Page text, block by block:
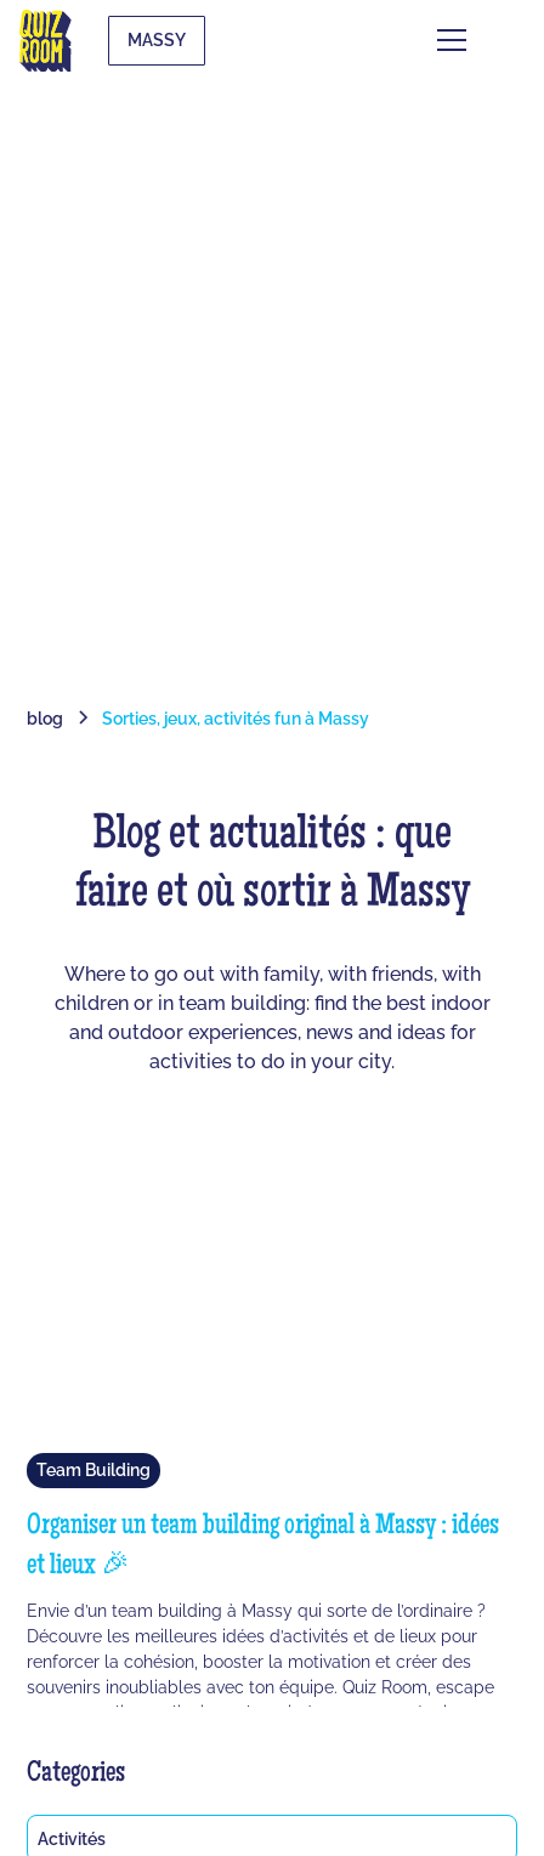
MASSY
blog Sorties, jeux, activités fun à Massy
Blog et actualités : que
faire et où sortir à Massy
Where to go out with family, with friends, with
children or in team building: find the best indoor
and outdoor experiences, news and ideas for
activities to do in your city.
Team Building
Organiser un team building original à Massy : idées
et lieux 🎉
Envie d’un team building à Massy qui sorte de l’ordinaire ?
Découvre les meilleures idées d’activités et de lieux pour
renforcer la cohésion, booster la motivation et créer des
souvenirs inoubliables avec ton équipe. Quiz Room, escape
games, ateliers culinaires, olympiades… tout est réuni pour
Categories
Activités